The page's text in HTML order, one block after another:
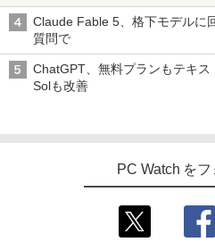
Claude Fable 5、格下モデルに
質問で
ChatGPT、無料プランもテキ
Solも改善
PC Watch を